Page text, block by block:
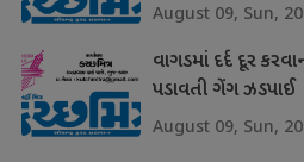
August 09, Sun,
વાગડમાં દર્દ દૂર
પડાવતી ગેંગ ઝડપાઈ
August 09, Sun,